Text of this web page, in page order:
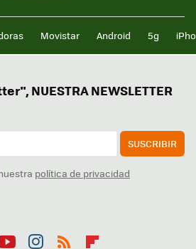
Movistar Android 5g
NUESTRA NEWSLETTER
SUSCRIBIR
política de privacidad